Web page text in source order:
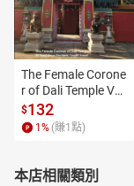
The Female Corone
r of Dali Temple Vo
l.6【有聲書】
$132
1 % (賺1 點)
本店相關類別